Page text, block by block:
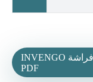
INVENGO فراشة™-IMPINJ مونزا R6 UHF تطعيم
PDF